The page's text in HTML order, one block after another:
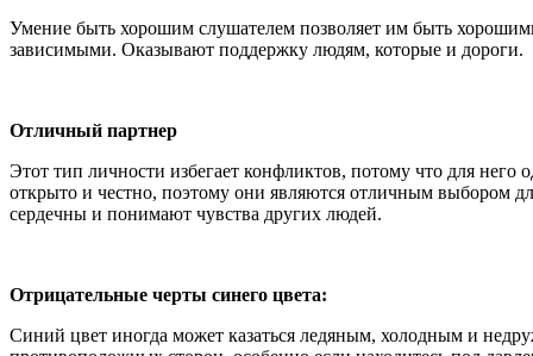
Умение быть хорошим слушателем позволяет им быть
зависимыми. Оказывают поддержку людям, которые и дороги.
Отличный партнер
Этот тип личности избегает конфликтов, потому что для
открыто и честно, поэтому они являются отличным выбором
сердечны и понимают чувства других людей.
Отрицательные черты синего цвета:
Синий цвет иногда может казаться ледяным, холодным и